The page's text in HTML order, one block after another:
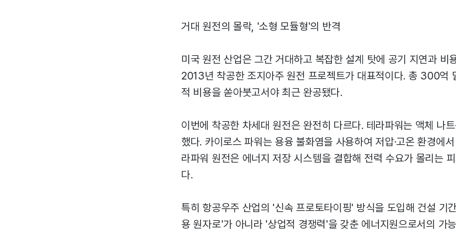
거대 원전의 몰락, '소형 모듈형'의 반격
미국 원전 산업은 그간 거대하고 복잡한 설계 탓에 공기 지연과 비
2013년 착공한 조지아주 원전 프로젝트가 대표적이다. 총 300
적 비용을 쏟아붓고서야 최근 완공됐다.
이번에 착공한 차세대 원전은 완전히 다르다. 테라파워는 액체 나
했다. 카이로스 파워는 용융 불화염을 사용하여 저압·고온 환경에
라파워 원전은 에너지 저장 시스템을 결합해 전력 수요가 몰리는
다.
특히 항공우주 산업의 '신속 프로토타이핑' 방식을 도입해 건설 기
용 원자로'가 아니라 '상업적 경쟁력'을 갖춘 에너지원으로서의 가